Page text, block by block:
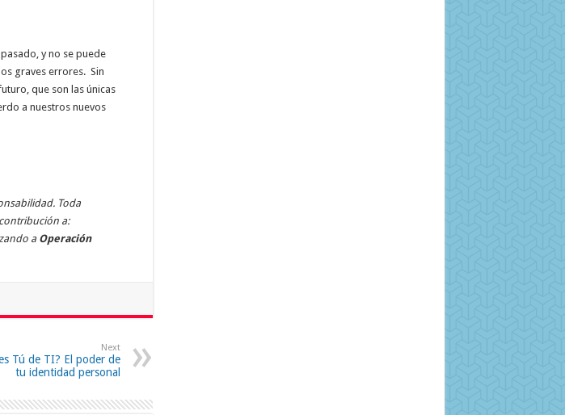
y no se puede
graves errores. Sin
que son las únicas
a nuestros nuevos
Toda
a:
aOperación
Next
Tú de TI? El poder de
tu identidad personal